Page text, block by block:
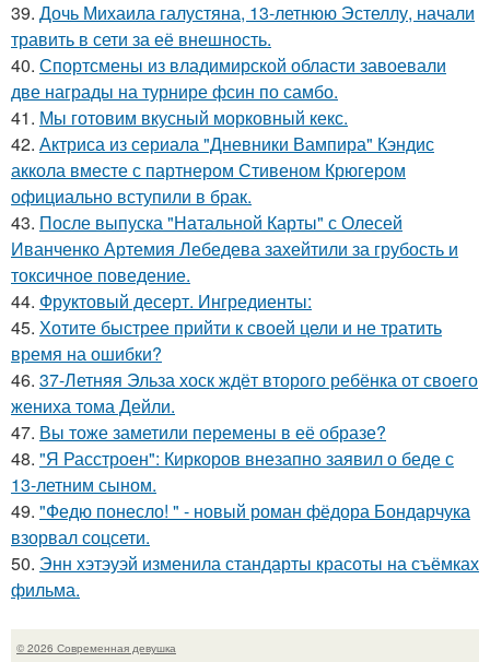
39. Дочь Михаила галустяна, 13-летнюю Эстеллу, начали
травить в сети за её внешность.
40. Спортсмены из владимирской области завоевали
две награды на турнире фсин по самбо.
41. Мы готовим вкусный морковный кекс.
42. Актриса из сериала "Дневники Вампира" Кэндис
аккола вместе с партнером Стивеном Крюгером
официально вступили в брак.
43. После выпуска "Натальной Карты" с Олесей
Иванченко Артемия Лебедева захейтили за грубость и
токсичное поведение.
44. Фруктовый десерт. Ингредиенты:
45. Хотите быстрее прийти к своей цели и не тратить
время на ошибки?
46. 37-Летняя Эльза хоск ждёт второго ребёнка от своего
жениха тома Дейли.
47. Вы тоже заметили перемены в её образе?
48. "Я Расстроен": Киркоров внезапно заявил о беде с
13-летним сыном.
49. "Федю понесло! " - новый роман фёдора Бондарчука
взорвал соцсети.
50. Энн хэтэуэй изменила стандарты красоты на съёмках
фильма.
© 2026 Современная девушка